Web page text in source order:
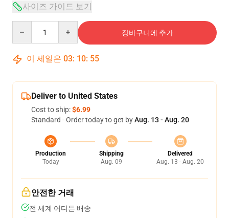
사이즈 가이드 보기
장바구니에 추가
이 세일은 03: 10: 55
Deliver to United States
Cost to ship:$6.99
Standard - Order today to get byAug. 13 - Aug. 20
Production
Today
Shipping
Aug. 09
Delivered
Aug. 13 - Aug. 20
안전한 거래
전 세계 어디든 배송